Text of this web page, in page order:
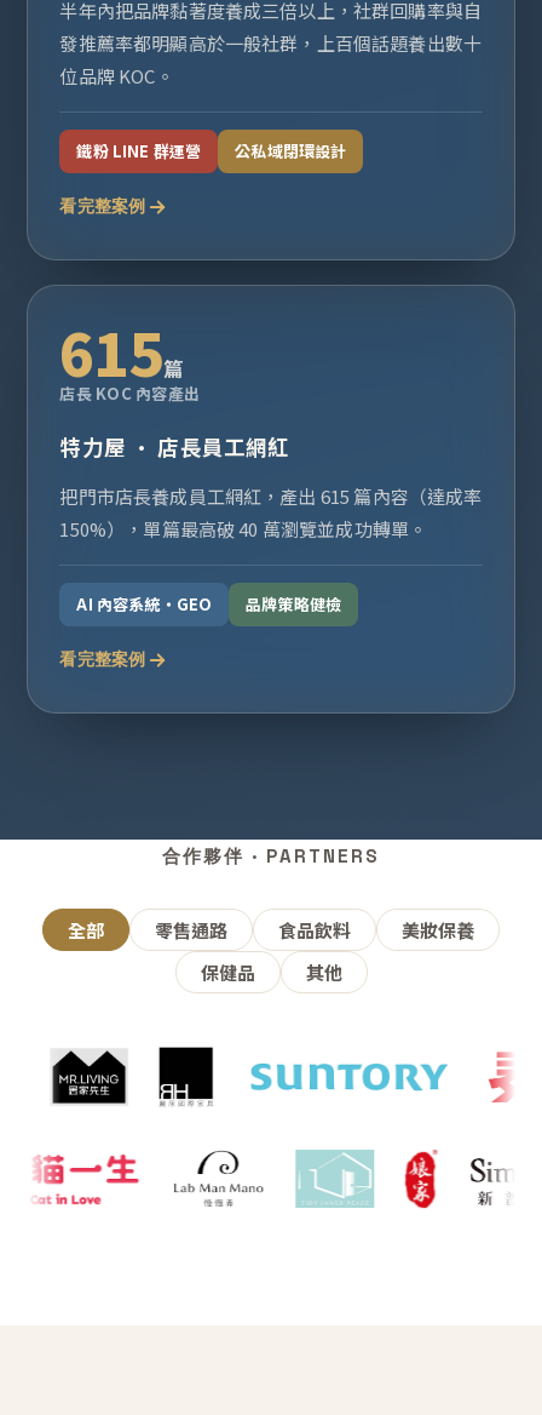
半年內把品牌黏著度養成三倍以上，社群回購率與自
發推薦率都明顯高於一般社群，上百個話題養出數十
位品牌 KOC。
鐵粉 LINE 群運營 公私域閉環設計
看完整案例
615篇
店長 KOC 內容產出
特力屋 · 店長員工網紅
把門市店長養成員工網紅，產出 615 篇內容（達成率
150%），單篇最高破 40 萬瀏覽並成功轉單。
AI 內容系統・GEO 品牌策略健檢
看完整案例
合作夥伴 · PARTNERS
全部 零售通路 食品飲料
美妝保養
保健品
其他